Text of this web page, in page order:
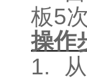
板5
操作
1.